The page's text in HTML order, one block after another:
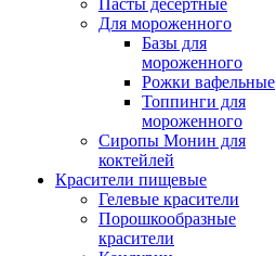
Для мороженного
Базы для
мороженного
Рожки вафельные
Топпинги для
мороженного
Сиропы Монин для
коктейлей
Красители пищевые
Гелевые красители
Порошкообразные
красители